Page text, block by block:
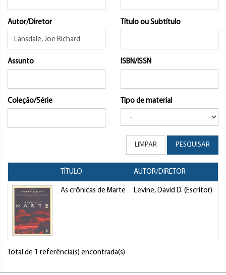
Autor/Diretor Título ou Subtítulo
Assunto ISBN/ISSN
Coleção/Série Tipo de material
LIMPAR PESQUISAR
TÍTULO AUTOR/DIRETOR
As crônicas de Marte Levine, David D. (Escritor)
Total de 1 referência(s) encontrada(s)